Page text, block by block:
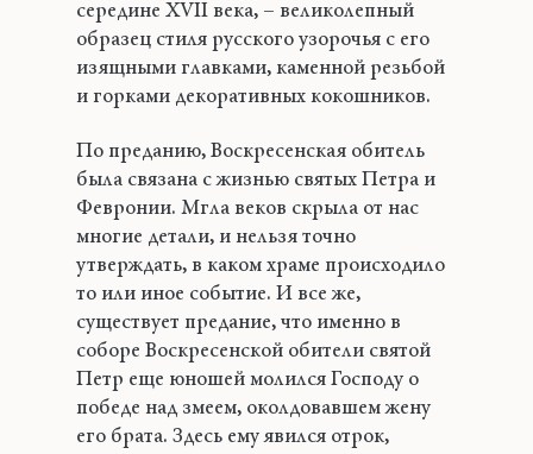
середине XVII века, – великолепный
образец стиля русского узорочья с его
изящными главками, каменной резьбой
и горками декоративных кокошников.
По преданию, Воскресенская обитель
была связана с жизнью святых Петра и
Февронии. Мгла веков скрыла от нас
многие детали, и нельзя точно
утверждать, в каком храме происходило
то или иное событие. И все же,
существует предание, что именно в
соборе Воскресенской обители святой
Петр еще юношей молился Господу о
победе над змеем, околдовавшем жену
его брата. Здесь ему явился отрок,